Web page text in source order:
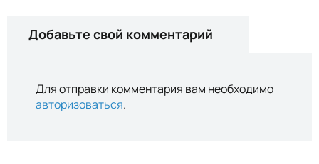
Добавьте свой комментарий
Для отправки комментария вам необходимо
авторизоваться.